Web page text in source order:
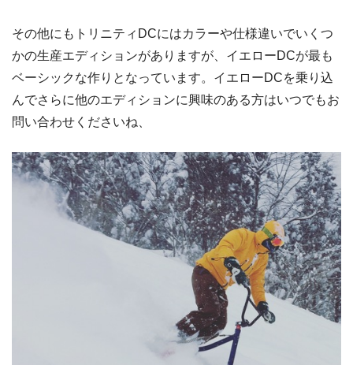
その他にもトリニティDCにはカラーや仕様違いでいくつ
かの生産エディションがありますが、イエローDCが最も
ベーシックな作りとなっています。イエローDCを乗り込
んでさらに他のエディションに興味のある方はいつでもお
問い合わせくださいね、